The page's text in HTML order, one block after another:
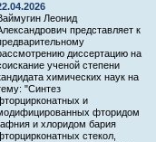
Леонид
представляет к
диссертацию на
ученой степени
химических наук на
"Синтез
и
фторидом
и хлоридом бария
стекол,